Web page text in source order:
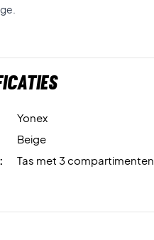
Yonex
Beige
Tas met 3 compartimenten